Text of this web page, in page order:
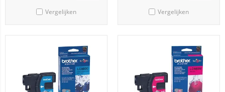
Vergelijken Vergelijken